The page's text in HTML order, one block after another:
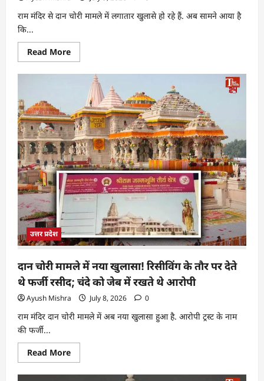
राम मंदिर से दान चोरी मामले में लगातार खुलासे हो रहे हैं. अब सामने आया है
कि...
Read More
उत्तर प्रदेश
दान चोरी मामले में नया खुलासा! रिसीविंग के तौर पर देते
थे फर्जी रसीद; चंदे को जेब में रखते थे आरोपी
Ayush Mishra July 8, 2026 0
राम मंदिर दान चोरी मामले में अब नया खुलासा हुआ है. आरोपी ट्रस्ट के नाम
की फर्जी...
Read More